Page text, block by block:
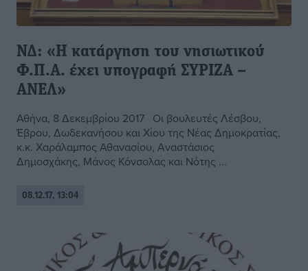
ΝΔ: «Η κατάργηση του νησιωτικού
Φ.Π.Α. έχει υπογραφή ΣΥΡΙΖΑ –
ΑΝΕΛ»
Αθήνα, 8 Δεκεμβρίου 2017 Οι βουλευτές Λέσβου,
Έβρου, Δωδεκανήσου και Χίου της Νέας Δημοκρατίας,
κ.κ. Χαράλαμπος Αθανασίου, Αναστάσιος
Δημοσχάκης, Μάνος Κόνσολας και Νότης ...
08.12.17, 13:04